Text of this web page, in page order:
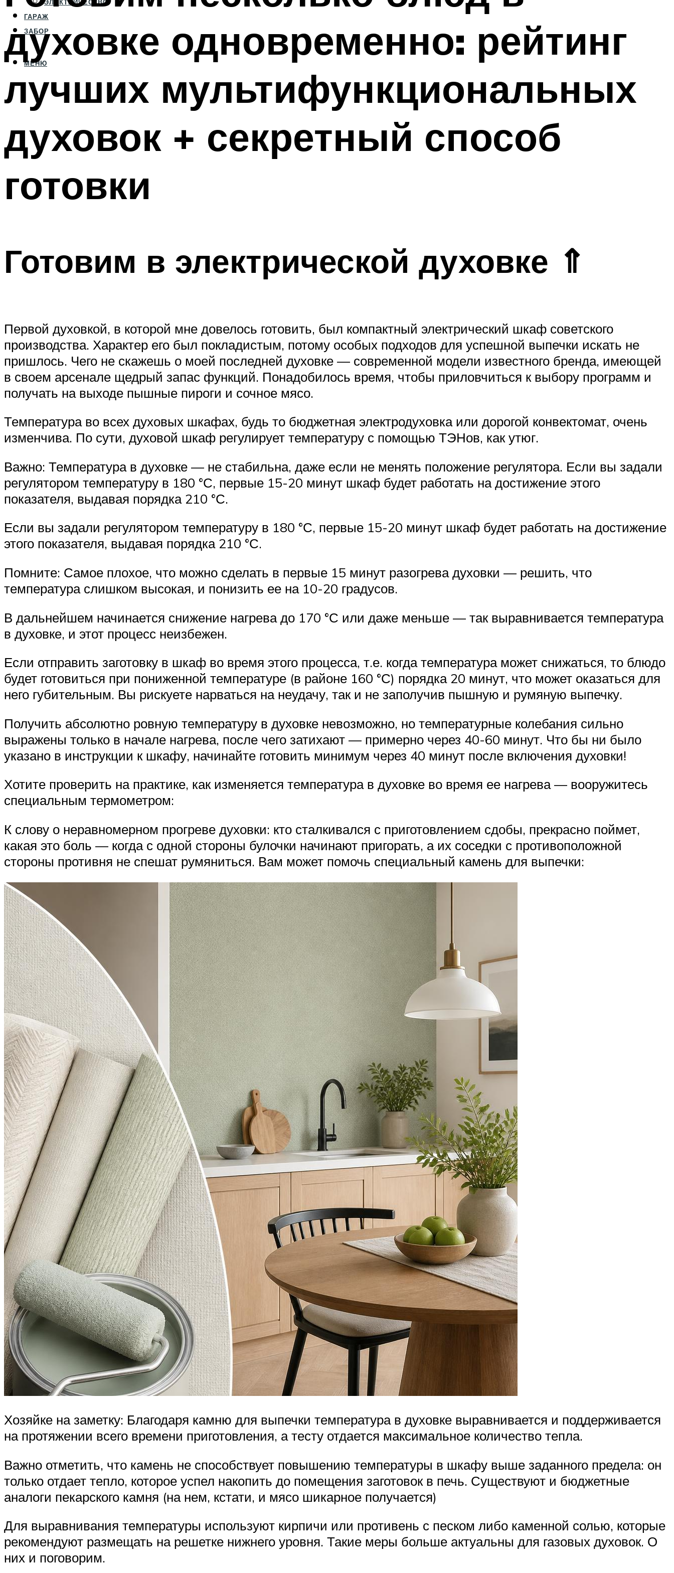
ЭЛЕКТРИЧЕСТВО
ГАРАЖ
ЗАБОР
МЕНЮ
духовке одновременно: рейтинг
лучших мультифункциональных
духовок + секретный способ
готовки
Готовим в электрической духовке ⇑
Первой духовкой, в которой мне довелось готовить, был компактный электрический шкаф советского
производства. Характер его был покладистым, потому особых подходов для успешной выпечки искать не
пришлось. Чего не скажешь о моей последней духовке — современной модели известного бренда, имеющей
в своем арсенале щедрый запас функций. Понадобилось время, чтобы приловчиться к выбору программ и
получать на выходе пышные пироги и сочное мясо.
Температура во всех духовых шкафах, будь то бюджетная электродуховка или дорогой конвектомат, очень
изменчива. По сути, духовой шкаф регулирует температуру с помощью ТЭНов, как утюг.
Важно: Температура в духовке — не стабильна, даже если не менять положение регулятора. Если вы задали
регулятором температуру в 180 °С, первые 15-20 минут шкаф будет работать на достижение этого
показателя, выдавая порядка 210 °С.
Если вы задали регулятором температуру в 180 °С, первые 15-20 минут шкаф будет работать на достижение
этого показателя, выдавая порядка 210 °С.
Помните: Самое плохое, что можно сделать в первые 15 минут разогрева духовки — решить, что
температура слишком высокая, и понизить ее на 10-20 градусов.
В дальнейшем начинается снижение нагрева до 170 °С или даже меньше — так выравнивается температура
в духовке, и этот процесс неизбежен.
Если отправить заготовку в шкаф во время этого процесса, т.е. когда температура может снижаться, то блюдо
будет готовиться при пониженной температуре (в районе 160 °С) порядка 20 минут, что может оказаться для
него губительным. Вы рискуете нарваться на неудачу, так и не заполучив пышную и румяную выпечку.
Получить абсолютно ровную температуру в духовке невозможно, но температурные колебания сильно
выражены только в начале нагрева, после чего затихают — примерно через 40-60 минут. Что бы ни было
указано в инструкции к шкафу, начинайте готовить минимум через 40 минут после включения духовки!
Хотите проверить на практике, как изменяется температура в духовке во время ее нагрева — вооружитесь
специальным термометром:
К слову о неравномерном прогреве духовки: кто сталкивался с приготовлением сдобы, прекрасно поймет,
какая это боль — когда с одной стороны булочки начинают пригорать, а их соседки с противоположной
стороны противня не спешат румяниться. Вам может помочь специальный камень для выпечки:
Хозяйке на заметку: Благодаря камню для выпечки температура в духовке выравнивается и поддерживается
на протяжении всего времени приготовления, а тесту отдается максимальное количество тепла.
Важно отметить, что камень не способствует повышению температуры в шкафу выше заданного предела: он
только отдает тепло, которое успел накопить до помещения заготовок в печь. Существуют и бюджетные
аналоги пекарского камня (на нем, кстати, и мясо шикарное получается)
Для выравнивания температуры используют кирпичи или противень с песком либо каменной солью, которые
рекомендуют размещать на решетке нижнего уровня. Такие меры больше актуальны для газовых духовок. О
них и поговорим.